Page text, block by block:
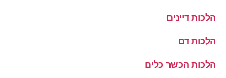
הלכות דיינים
הלכות דם
הלכות הכשר כלים